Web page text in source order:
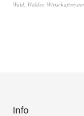
Wald, Wälder,
Info